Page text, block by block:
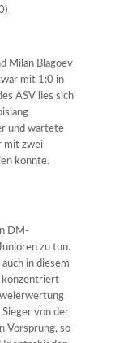
Milan Blagoev
mit 1:0 in
ASV lies sich
und wartete
mit zwei
konnte.
DM-
zu tun.
in diesem
konzentriert
von der
Vorsprung, so